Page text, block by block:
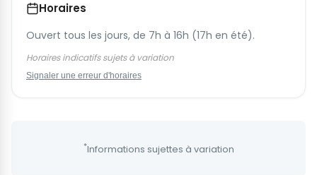
Horaires
Ouvert tous les jours, de 7h à 16h (17h en été).
Horaires indicatifs sujets à variation
Signaler une erreur d'horaires
*Informations sujettes à variation